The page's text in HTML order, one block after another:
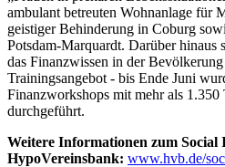
ambulant betreuten Wohnanlage für
geistiger Behinderung in Coburg
Potsdam-Marquardt. Darüber hinaus
das Finanzwissen in der
Trainingsangebot - bis Ende Juni
Finanzworkshops mit mehr als 1.350
durchgeführt.
Weitere Informationen zum
HypoVereinsbank: www.hvb.de/